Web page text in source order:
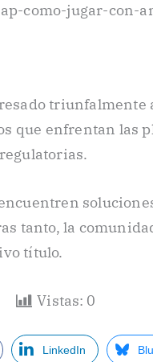
como-jugar-con-
triunfalmente
que enfrentan las
tanto, la
título.
Vistas: 0
LinkedIn